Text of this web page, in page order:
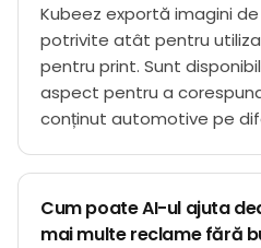
Kubeez exportă imagini
potrivite atât pentru
pentru print. Sunt
aspect pentru a
conținut automotive pe
Cum poate AI-ul ajuta
mai multe reclame fără